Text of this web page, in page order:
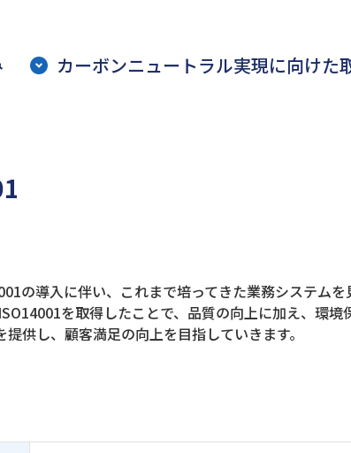
カーボンニュートラル実現に向けた
の導入に伴い、これまで培ってきた業務システム
を取得したことで、品質の向上に加え、環
供し、顧客満足の向上を目指していきます。